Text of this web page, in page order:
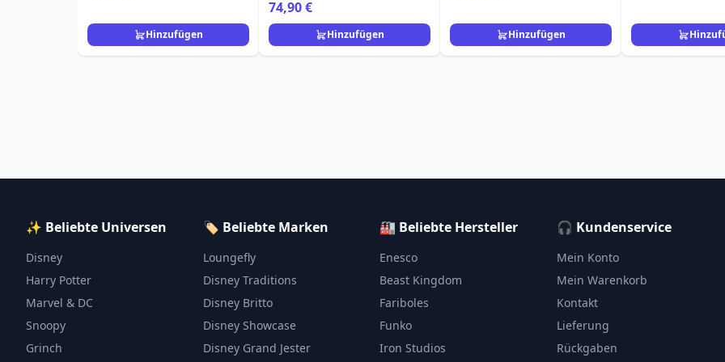
Hinzufügen
74,90 €
Hinzufügen Hinzufügen
✨ Beliebte Universen
Disney
Harry Potter
Marvel & DC
Snoopy
Grinch
🏷️ Beliebte Marken
Loungefly
Disney Traditions
Disney Britto
Disney Showcase
Disney Grand Jester
🏭 Beliebte Hersteller
Enesco
Beast Kingdom
Fariboles
Funko
Iron Studios
🎧 Kundenservice
Mein Konto
Mein Warenkorb
Kontakt
Lieferung
Rückgaben